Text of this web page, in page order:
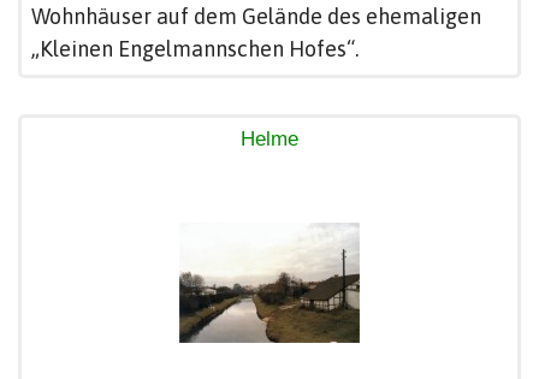
Wohnhäuser auf dem Gelände des ehemaligen
„Kleinen Engelmannschen Hofes“.
Helme